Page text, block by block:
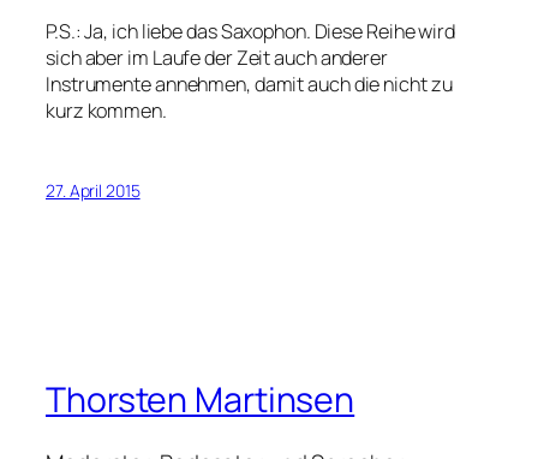
P.S.: Ja, ich liebe das Saxophon. Diese Reihe wird
sich aber im Laufe der Zeit auch anderer
Instrumente annehmen, damit auch die nicht zu
kurz kommen.
27. April 2015
Thorsten Martinsen